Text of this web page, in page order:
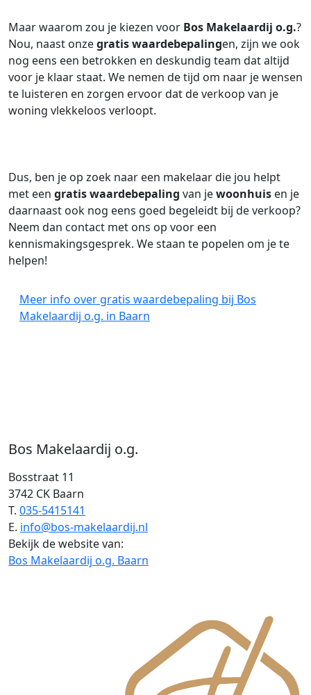
Bos Makelaardij o.g.
Bosstraat 11
3742 CK Baarn
T. 035-5415141
E. info@bos-makelaardij.nl
Bekijk de website van:
Bos Makelaardij o.g. Baarn
Maar waarom zou je kiezen voor Bos Makelaardij o.g.?
Nou, naast onzegratis waardebepalingen, zijn we ook
nog eens een betrokken en deskundig team dat altijd
voor je klaar staat. We nemen de tijd om naar je wensen
te luisteren en zorgen ervoor dat de verkoop van je
woning vlekkeloos verloopt.
Dus, ben je op zoek naar een makelaar die jou helpt
met een gratis waardebepaling van jewoonhuis en je
daarnaast ook nog eens goed begeleidt bij de verkoop?
Neem dan contact met ons op voor een
kennismakingsgesprek. We staan te popelen om je te
helpen!
Meer info over gratis waardebepaling bij Bos
Makelaardij o.g. in Baarn